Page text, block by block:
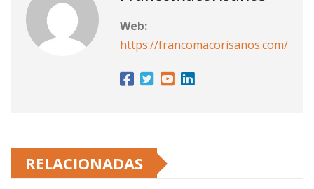
Web:
https://francomacorisanos.com/
RELACIONADAS